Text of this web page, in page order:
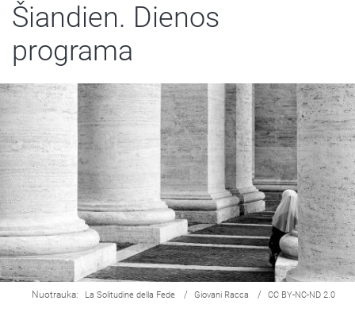
Šiandien. Dienos
programa
Nuotrauka: La Solitudine della Fede / Giovani Racca / CC BY-NC-ND 2.0